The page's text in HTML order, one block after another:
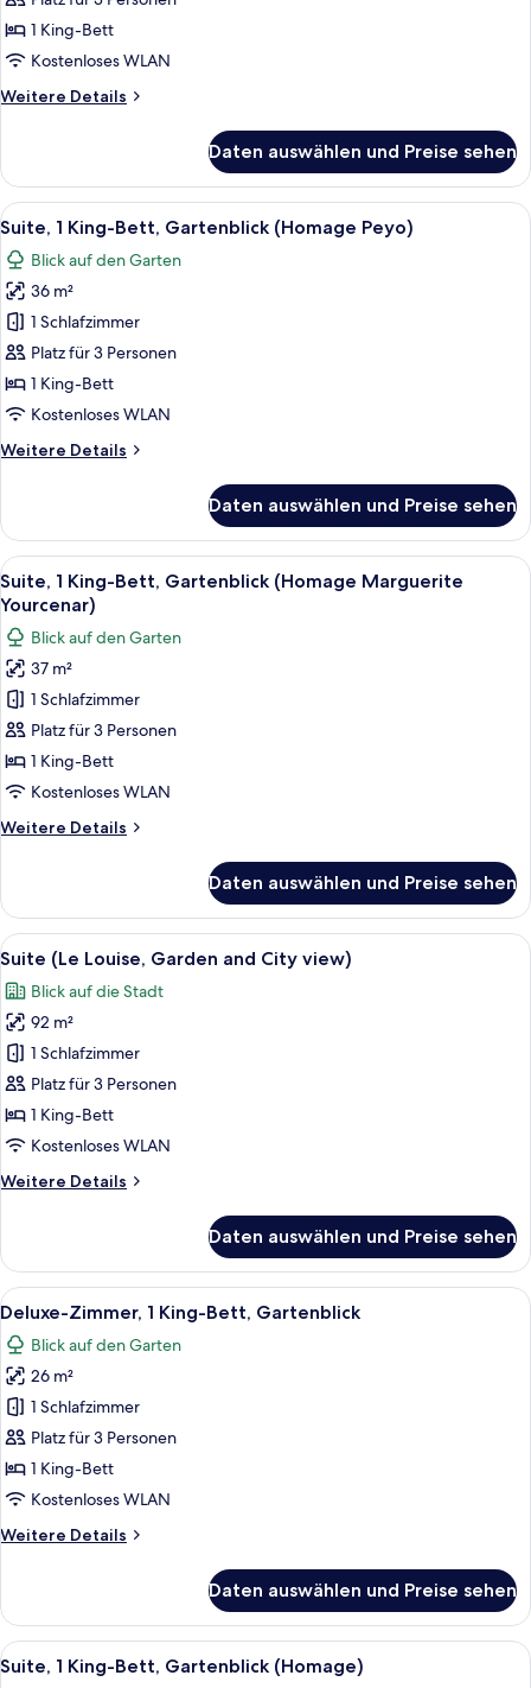
Gartenblick
(Audrey
Homage)
1 King-Bett
Kostenloses WLAN
Weitere Details
Weitere
1 King-
Bett,
Gartenblick
Hepburn.
Homage)
Daten auswählen und Preise sehen
Alle
Fotos
für
Suite,
1 King-
Bett,
Gartenblick
(Homage
anzeigen
Ein modernes Wohnzimmer mit
22
Suite, 1 King-Bett, Gartenblick (Homage Peyo)
Blick auf den Garten
36 m²
1 Schlafzimmer
Platz für 3 Personen
1 King-Bett
Kostenloses WLAN
Weitere Details
Weitere
1 King-
Bett,
Gartenblick
(Homage
Daten auswählen und Preise sehen
Alle
Fotos
für
Suite,
1 King-
Bett,
Gartenblick
(Homage
Marguerite
anzeigen
Ein Hotelzimmer mit einem Bett,
15
Suite, 1 King-Bett, Gartenblick (Homage Marguerite
Yourcenar)
Blick auf den Garten
37 m²
1 Schlafzimmer
Platz für 3 Personen
1 King-Bett
Kostenloses WLAN
Weitere Details
Weitere
1 King-
Bett,
Gartenblick
(Homage
Marguerite
Yourcenar)
Daten auswählen und Preise sehen
Alle
Fotos
für
Suite
(Le
Louise,
Garden
and
view)
Ein modernes Wohnzimmer mit
20
Suite (Le Louise, Garden and City view)
Blick auf die Stadt
92 m²
1 Schlafzimmer
Platz für 3 Personen
1 King-Bett
Kostenloses WLAN
Weitere Details
Weitere
(Le
Louise,
Garden
City
view)
Daten auswählen und Preise sehen
Alle
Fotos
für
Deluxe-
Zimmer,
1 King-
Bett,
Gartenblick
Ein Hotelzimmer mit einem großen
21
Deluxe-Zimmer, 1 King-Bett, Gartenblick
Blick auf den Garten
26 m²
1 Schlafzimmer
Platz für 3 Personen
1 King-Bett
Kostenloses WLAN
Weitere Details
Weitere
Zimmer,
1 King-
Bett,
Daten auswählen und Preise sehen
Alle
Fotos
Ein modernes Hotelzimmer mit
12
Suite, 1 King-Bett, Gartenblick (Homage)